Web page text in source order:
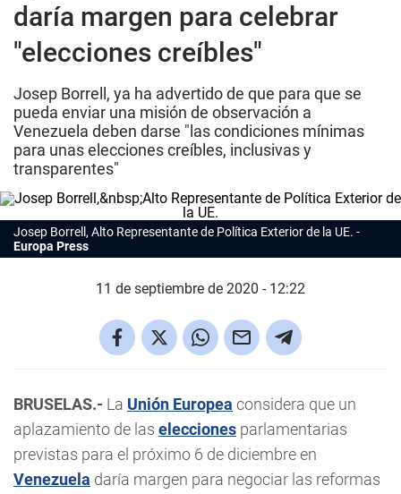
daría margen para celebrar
"elecciones creíbles"
Josep Borrell, ya ha advertido de que para que se
pueda enviar una misión de observación a
Venezuela deben darse "las condiciones mínimas
para unas elecciones creíbles, inclusivas y
transparentes"
Josep Borrell, Alto Representante de Política Exterior de la UE.
Europa Press
11 de septiembre de 2020 - 12:22
BRUSELAS.- La Unión Europea considera que un
aplazamiento de las elecciones parlamentarias
previstas para el próximo 6 de diciembre en
Venezuela daría margen para negociar las reformas